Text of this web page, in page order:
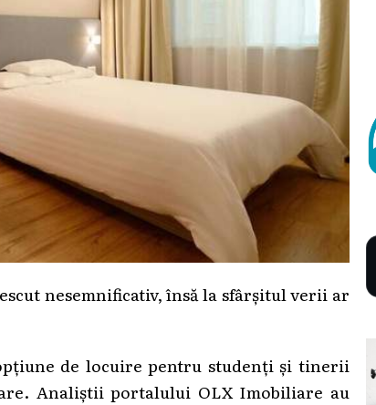
nesemnificativ, însă la sfârșitul verii ar
de locuire pentru studenți și tinerii
Analiștii portalului OLX Imobiliare au